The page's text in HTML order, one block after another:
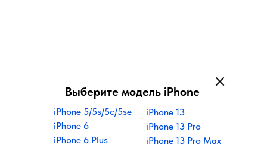
Выберите модель iPhone
iPhone 5/5s/5c/5se
iPhone 6
iPhone 6 Plus
iPhone 13
iPhone 13 Pro
iPhone 13 Pro Max